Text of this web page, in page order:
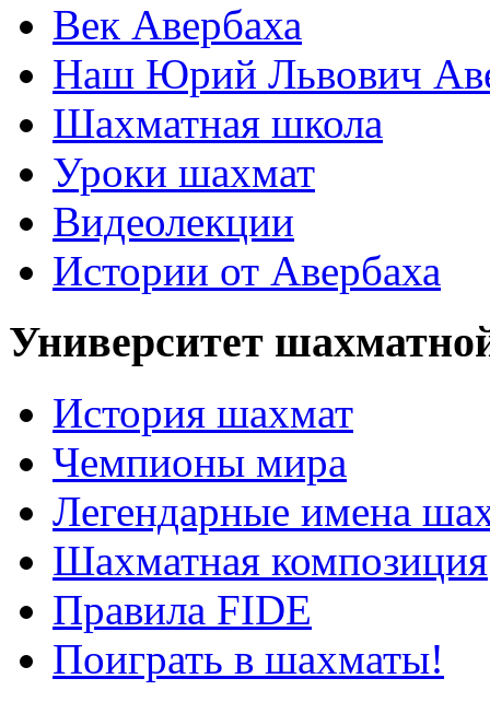
Век Авербаха
Наш Юрий Львович
Шахматная школа
Уроки шахмат
Видеолекции
Истории от Авербаха
Университет
История шахмат
Чемпионы мира
Легендарные имена
Шахматная композиция
Правила FIDE
Поиграть в шахматы!